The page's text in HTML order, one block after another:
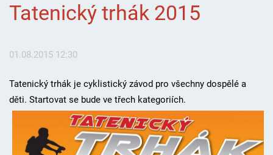
Tatenický trhák 2015
01.08.2015 12:30
Tatenický trhák je cyklistický závod pro všechny dospělé a
děti. Startovat se bude ve třech kategoriích.